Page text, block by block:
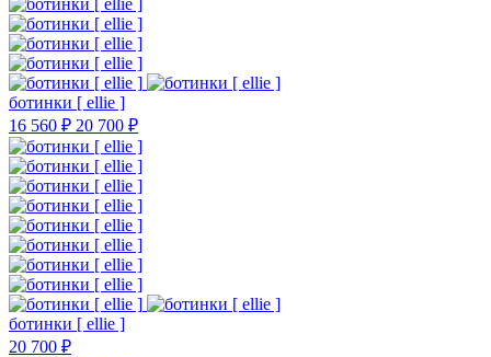
ботинки [ ellie ]
16 560 ₽ 20 700 ₽
ботинки [ ellie ]
20 700 ₽